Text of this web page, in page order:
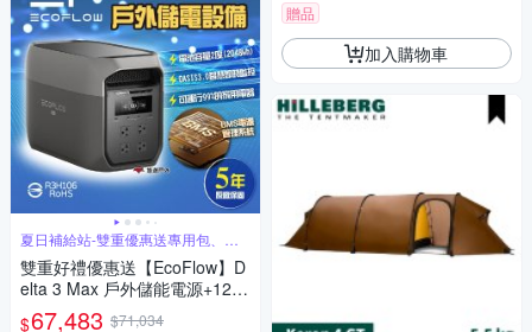
夏日補給站-雙重優惠送專用包、太
陽能板
雙重好禮優惠送【EcoFlow】D
elta 3 Max 戶外儲能電源+125
W太陽能板(4片) 移動電源 電池
$67,483 $71,034
贈品
加入購物車